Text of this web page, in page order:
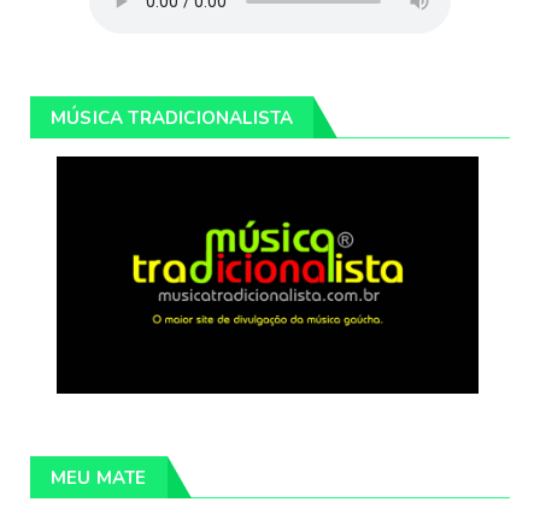
MÚSICA TRADICIONALISTA
MEU MATE